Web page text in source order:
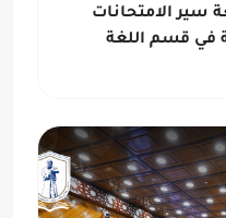
سير الامتحانات
في قسم اللغة